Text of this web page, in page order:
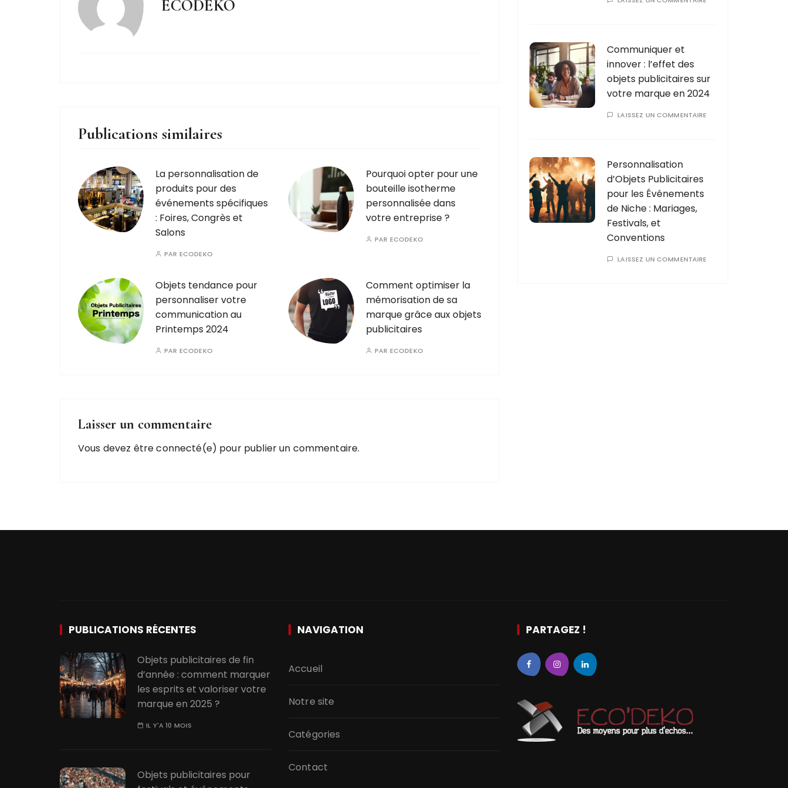
ECODEKO
Publications similaires
La personnalisation de
produits pour des
événements spécifiques
: Foires, Congrès et
Salons
PAR ECODEKO
Pourquoi opter pour une
bouteille isotherme
personnalisée dans
votre entreprise ?
PAR ECODEKO
Objets tendance pour
personnaliser votre
communication au
Printemps 2024
PAR ECODEKO
Comment optimiser la
mémorisation de sa
marque grâce aux objets
publicitaires
PAR ECODEKO
Laisser un commentaire
Vous devez être connecté(e) pour publier un commentaire.
Communiquer et
innover : l’effet des
objets publicitaires sur
votre marque en 2024
LAISSEZ UN COMMENTAIRE
Personnalisation
d’Objets Publicitaires
pour les Événements
de Niche : Mariages,
Festivals, et
Conventions
LAISSEZ UN COMMENTAIRE
PUBLICATIONS RÉCENTES
Objets publicitaires de fin
d’année : comment marquer
les esprits et valoriser votre
marque en 2025 ?
IL Y'A 10 MOIS
Objets publicitaires pour
NAVIGATION
Accueil
Notre site
Catégories
Contact
PARTAGEZ !